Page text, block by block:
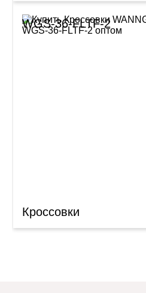
WGS-36-FLTF-2
Кроссовки